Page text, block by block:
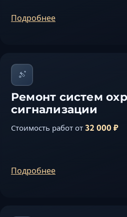
Подробнее
Ремонт систем
сигнализации
Стоимость работ от 32 000 ₽
Подробнее